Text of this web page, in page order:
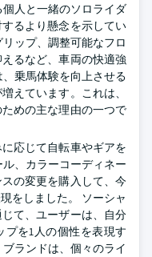
人と一緒のソロライダ
るより懸念を示してい
ップ、調整可能なフロ
るなど、車両の快適強
乗馬体験を向上させる
えています。これは、
めの主な理由の一つで
応じて自転車やギアを
、カラーコーディネー
の変更を購入して、今
をしました。 ソーシャ
て、ユーザーは、自分
を1人の個性を表現す
ランドは、個々のライ